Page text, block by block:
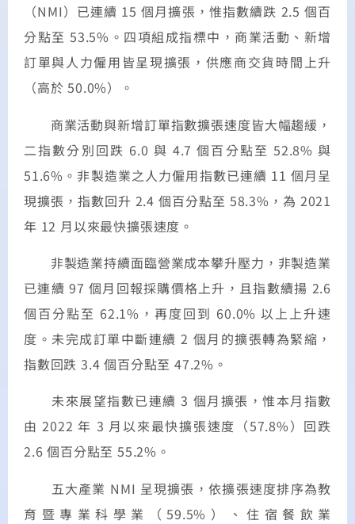
（NMI）已連續 15 個月擴張，惟指數續跌 2.5 個百
分點至 53.5%。四項組成指標中，商業活動、新增
訂單與人力僱用皆呈現擴張，供應商交貨時間上升
（高於 50.0%）。
商業活動與新增訂單指數擴張速度皆大幅趨緩，
二指數分別回跌 6.0 與 4.7 個百分點至 52.8% 與
51.6%。非製造業之人力僱用指數已連續 11 個月呈
現擴張，指數回升 2.4 個百分點至 58.3%，為 2021
年 12 月以來最快擴張速度。
非製造業持續面臨營業成本攀升壓力，非製造業
已連續 97 個月回報採購價格上升，且指數續揚 2.6
個百分點至 62.1%，再度回到 60.0% 以上上升速
度。未完成訂單中斷連續 2 個月的擴張轉為緊縮，
指數回跌 3.4 個百分點至 47.2%。
未來展望指數已連續 3 個月擴張，惟本月指數
由 2022 年 3 月以來最快擴張速度（57.8%）回跌
2.6 個百分點至 55.2%。
五大產業 NMI 呈現擴張，依擴張速度排序為教
育暨專業科學業（59.5%）、住宿餐飲業